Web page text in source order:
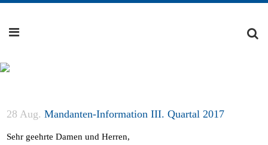
28 Aug. Mandanten-Information III. Quartal 2017
Sehr geehrte Damen und Herren,